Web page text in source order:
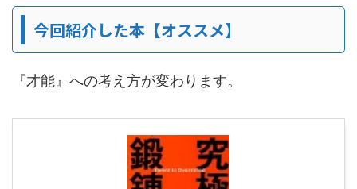
今回紹介した本【オススメ】
『才能』への考え方が変わります。